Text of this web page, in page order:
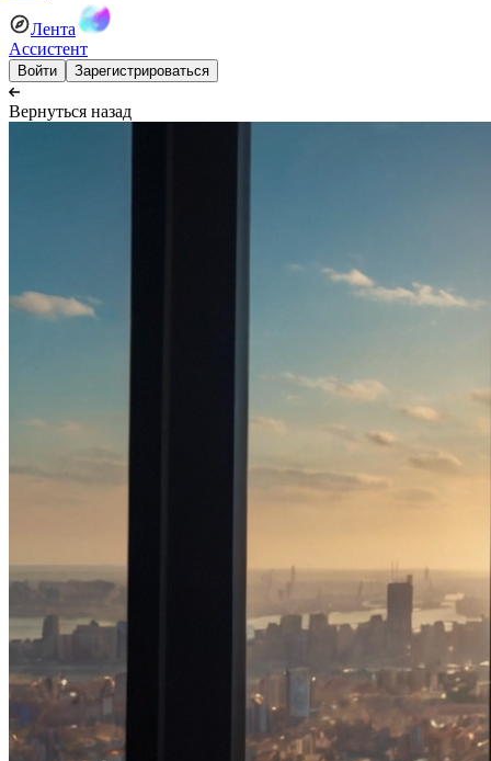
Лента
Ассистент
Войти Зарегистрироваться
Вернуться назад